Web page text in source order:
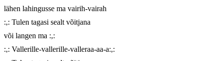
lähen lahingusse ma vairih-vairah
:,: Tulen tagasi sealt võitjana
või langen ma :,:
:,: Vallerille-vallerille-valleraa-aa-a:,: